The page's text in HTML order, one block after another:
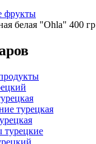
фрукты
белая "Ohla" 400 гр
турецкая